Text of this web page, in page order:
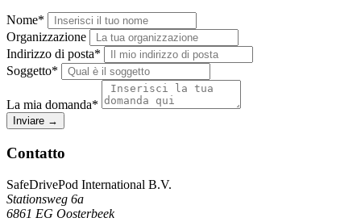
Nome*
Organizzazione
Indirizzo di posta*
Soggetto*
La mia domanda*
Inviare →
Contatto
SafeDrivePod International B.V.
Stationsweg 6a
6861 EG Oosterbeek